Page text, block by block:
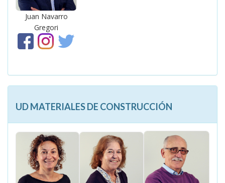
Juan Navarro
Gregori
UD MATERIALES DE CONSTRUCCIÓN